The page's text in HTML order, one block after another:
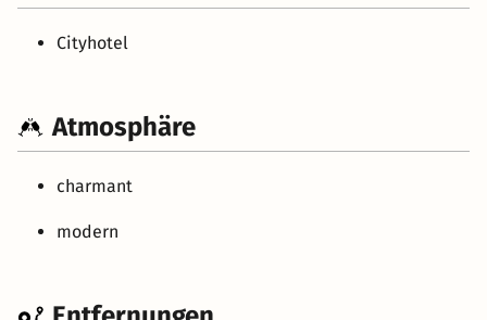
Cityhotel
Atmosphäre
charmant
modern